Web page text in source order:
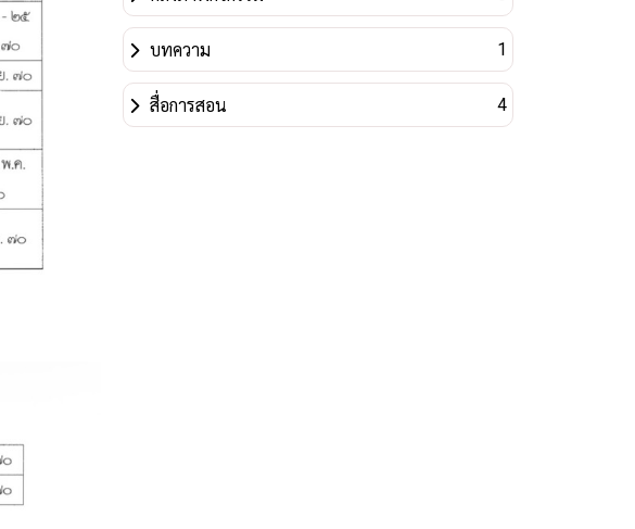
บทความ 1
สื่อการสอน 4